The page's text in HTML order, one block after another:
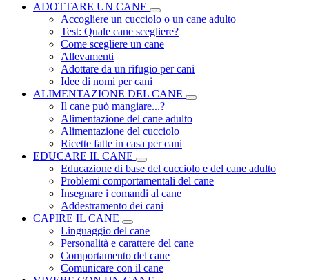
ADOTTARE UN CANE
Accogliere un cucciolo o un cane adulto
Test: Quale cane scegliere?
Come scegliere un cane
Allevamenti
Adottare da un rifugio per cani
Idee di nomi per cani
ALIMENTAZIONE DEL CANE
Il cane può mangiare...?
Alimentazione del cane adulto
Alimentazione del cucciolo
Ricette fatte in casa per cani
EDUCARE IL CANE
Educazione di base del cucciolo e del cane adulto
Problemi comportamentali del cane
Insegnare i comandi al cane
Addestramento dei cani
CAPIRE IL CANE
Linguaggio del cane
Personalità e carattere del cane
Comportamento del cane
Comunicare con il cane